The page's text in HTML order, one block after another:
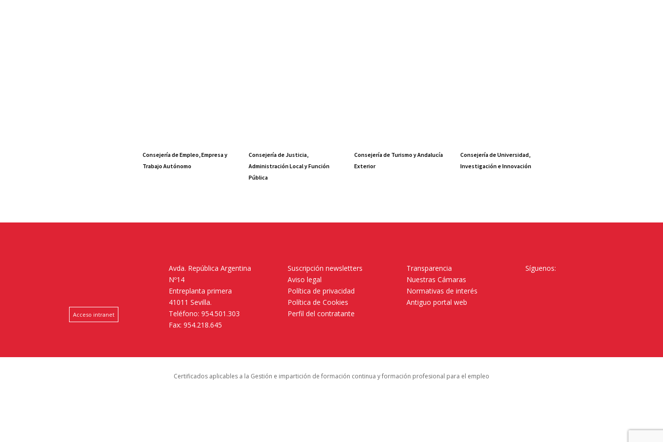
Consejería de Empleo, Empresa y
Trabajo Autónomo
Consejería de Justicia,
Administración Local y Función
Pública
Consejería de Turismo y Andalucía
Exterior
Consejería de Universidad,
Investigación e Innovación
Acceso intranet
Avda. República Argentina
Nº14
Entreplanta primera
41011 Sevilla.
Teléfono: 954.501.303
Fax: 954.218.645
Suscripción newsletters
Aviso legal
Política de privacidad
Política de Cookies
Perfil del contratante
Transparencia
Nuestras Cámaras
Normativas de interés
Antiguo portal web
Síguenos:
Certificados aplicables a la Gestión e impartición de formación continua y formación profesional para el empleo